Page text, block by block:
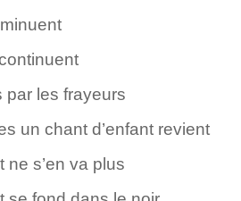
par les frayeurs
un chant d’enfant revient
ne s’en va plus